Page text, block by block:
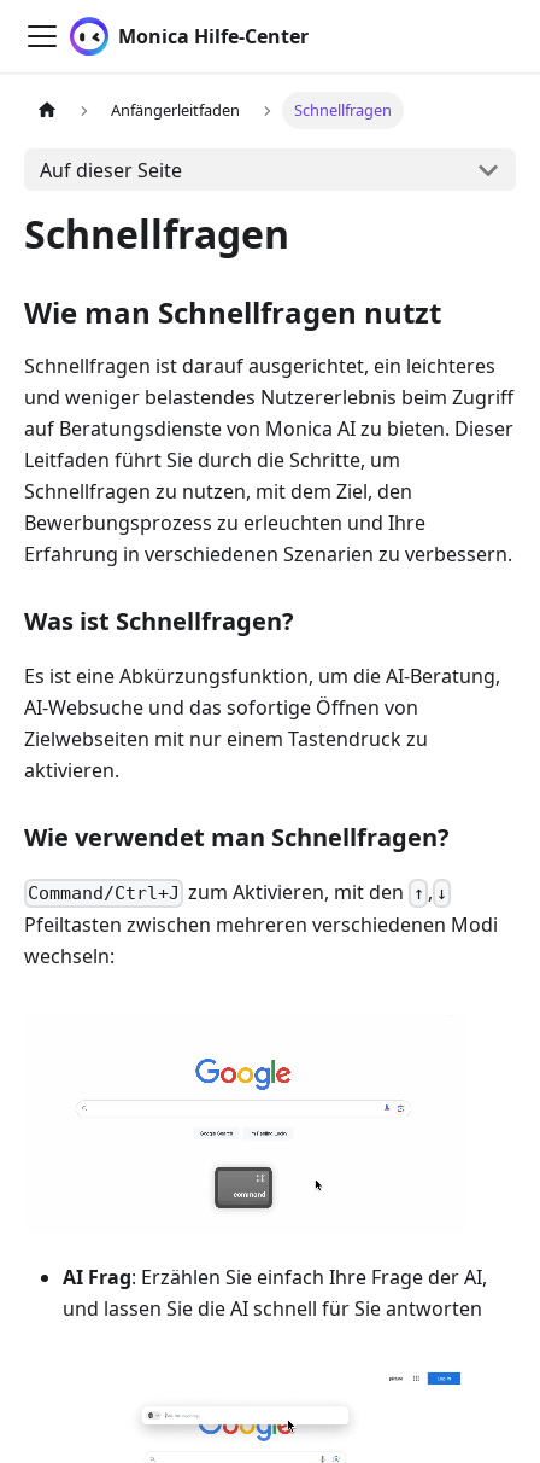
Monica Hilfe-Center
Anfängerleitfaden Schnellfragen
Auf dieser Seite
Schnellfragen
Wie man Schnellfragen nutzt
Schnellfragen ist darauf ausgerichtet, ein leichteres
und weniger belastendes Nutzererlebnis beim Zugriff
auf Beratungsdienste von Monica AI zu bieten. Dieser
Leitfaden führt Sie durch die Schritte, um
Schnellfragen zu nutzen, mit dem Ziel, den
Bewerbungsprozess zu erleuchten und Ihre
Erfahrung in verschiedenen Szenarien zu verbessern.
Was ist Schnellfragen?
Es ist eine Abkürzungsfunktion, um die AI-Beratung,
AI-Websuche und das sofortige Öffnen von
Zielwebseiten mit nur einem Tastendruck zu
aktivieren.
Wie verwendet man Schnellfragen?
Command/Ctrl+J zum Aktivieren, mit den ↑ , ↓
Pfeiltasten zwischen mehreren verschiedenen Modi
wechseln:
AI Frag: Erzählen Sie einfach Ihre Frage der AI,
und lassen Sie die AI schnell für Sie antworten